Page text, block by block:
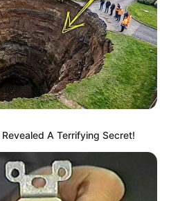
A Terrifying Secret!